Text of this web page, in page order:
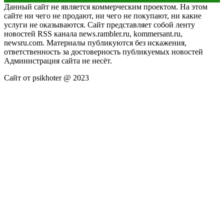
Данный сайт не является коммерческим проектом. На этом
сайте ни чего не продают, ни чего не покупают, ни какие
услуги не оказываются. Сайт представляет собой ленту
новостей RSS канала news.rambler.ru, kommersant.ru,
newsru.com. Материалы публикуются без искажения,
ответственность за достоверность публикуемых новостей
Администрация сайта не несёт.
Сайт от psikhoter @ 2023